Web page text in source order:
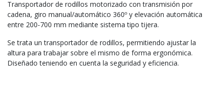
Transportador de rodillos motorizado con transmisión por
cadena, giro manual/automático 360º y elevación automática
entre 200-700 mm mediante sistema tipo tijera.
Se trata un transportador de rodillos, permitiendo ajustar la
altura para trabajar sobre el mismo de forma ergonómica.
Diseñado teniendo en cuenta la seguridad y eficiencia.